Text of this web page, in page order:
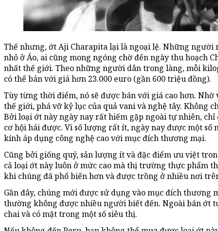
Thế nhưng, ớt Aji Charapita lại là ngoại lệ. Những
nhỏ ở Áo, ai cũng mong ngóng chờ đến ngày thu hoạch
nhất thế giới. Theo những người dân trong làng, mỗi
có thể bán với giá hơn 23.000 euro (gần 600 triệu đồng).
Tùy từng thời điểm, nó sẽ được bán với giá cao hơn.
thế giới, phá vỡ kỷ lục của quả vani và nghệ tây. Không
Bởi loại ớt này ngày nay rất hiếm gặp ngoài tự nhiên,
cơ hội hái được. Vì số lượng rất ít, ngày nay được một
kính áp dụng công nghệ cao với mục đích thương mại.
Cũng bởi giống quý, sản lượng ít và đặc điểm ưu việt
cả loại ớt này luôn ở mức cao mà thị trường thực phẩm
khi chúng đã phổ biến hơn và được trồng ở nhiều nơi
Gần đây, chúng mới được sử dụng vào mục đích thương
thường không được nhiều người biết đến. Ngoài bán ớt
chai và có mặt trong một số siêu thị.